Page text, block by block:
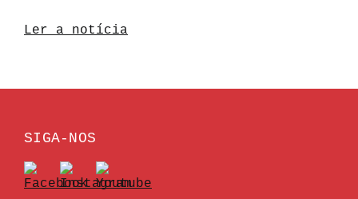
Ler a notícia
SIGA-NOS